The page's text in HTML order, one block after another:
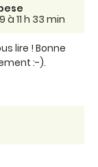
à 11 h 33 min
lire ! Bonne
:-).